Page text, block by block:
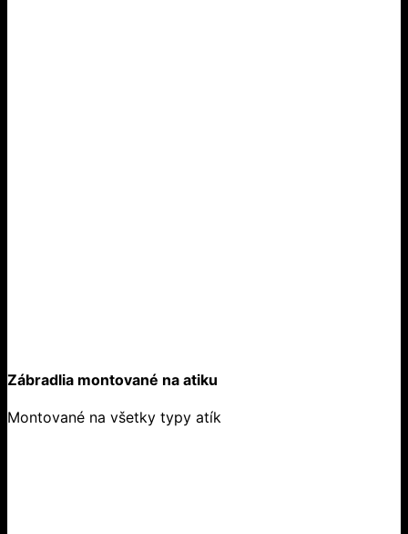
Zábradlia montované na atiku
Montované na všetky typy atík